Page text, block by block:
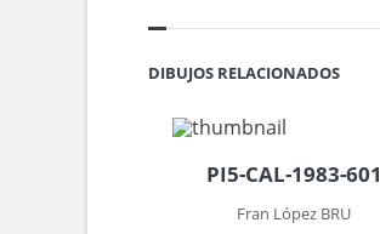
DIBUJOS RELACIONADOS
PI5-CAL-1983-601
Fran López BRU